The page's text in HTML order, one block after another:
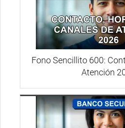
Fono Sencillito 600:
Atención